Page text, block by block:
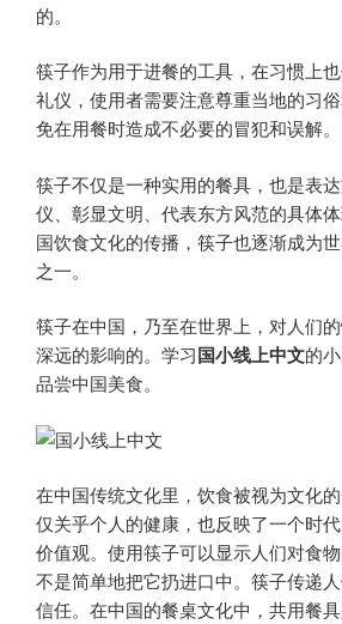
的。
筷子作为用于进餐的工具，在习惯上
礼仪，使用者需要注意尊重当地的习
免在用餐时造成不必要的冒犯和误解。
筷子不仅是一种实用的餐具，也是表
仪、彰显文明、代表东方风范的具体
国饮食文化的传播，筷子也逐渐成为
之一。
筷子在中国，乃至在世界上，对人们
深远的影响的。学习国小线上中文的
品尝中国美食。
在中国传统文化里，饮食被视为文化
仅关乎个人的健康，也反映了一个时
价值观。使用筷子可以显示人们对食
不是简单地把它扔进口中。筷子传递
信任。在中国的餐桌文化中，共用餐